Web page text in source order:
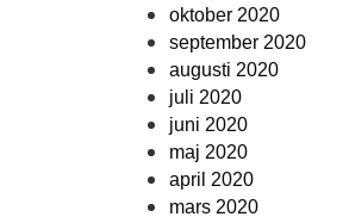
oktober 2020
september 2020
augusti 2020
juli 2020
juni 2020
maj 2020
april 2020
mars 2020